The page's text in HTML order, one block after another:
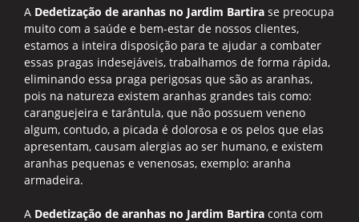
A Dedetização de aranhas no Jardim Bartira se preocupa
muito com a saúde e bem-estar de nossos clientes,
estamos a inteira disposição para te ajudar a combater
essas pragas indesejáveis, trabalhamos de forma rápida,
eliminando essa praga perigosas que são as aranhas,
pois na natureza existem aranhas grandes tais como:
caranguejeira e tarântula, que não possuem veneno
algum, contudo, a picada é dolorosa e os pelos que elas
apresentam, causam alergias ao ser humano, e existem
aranhas pequenas e venenosas, exemplo: aranha
armadeira.
A Dedetização de aranhas no Jardim Bartira conta com